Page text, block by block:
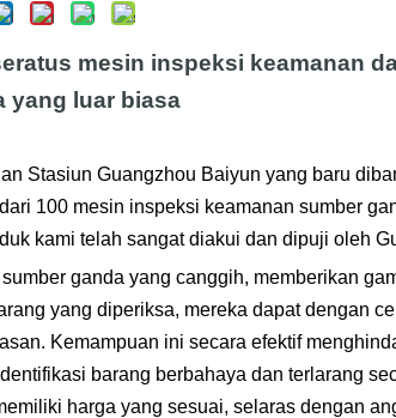
mesin inspeksi keamanan
yang luar biasa
Stasiun Guangzhou Baiyun yang baru
100 mesin inspeksi keamanan sumber
kami telah sangat diakui dan dipuji oleh
ganda yang canggih, memberikan
yang diperiksa, mereka dapat dengan
Kemampuan ini secara efektif
barang berbahaya dan terlarang
harga yang sesuai, selaras dengan